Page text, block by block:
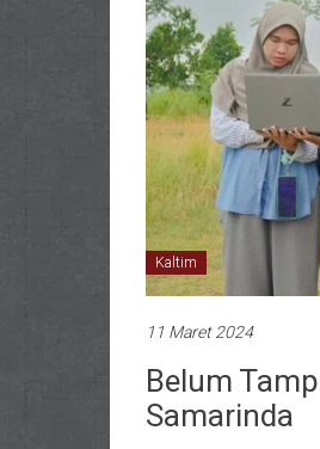
Kaltim
11 Maret 2024
Belum
Samarinda